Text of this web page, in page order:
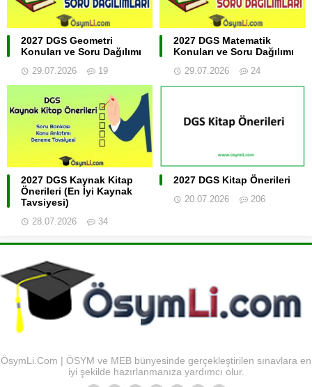
2027 DGS Geometri
Konuları ve Soru Dağılımı
29.07.2026 19
2027 DGS Matematik
Konuları ve Soru Dağılımı
29.07.2026 24
2027 DGS Kaynak Kitap
Önerileri (En İyi Kaynak
Tavsiyesi)
28.07.2026 34
2027 DGS Kitap Önerileri
20.07.2026 206
ÖsymLi.Com | ÖSYM ve MEB bünyesinde gerçekleştirilen sınavlara en
iyi şekilde hazırlanmanıza yardımcı olur.